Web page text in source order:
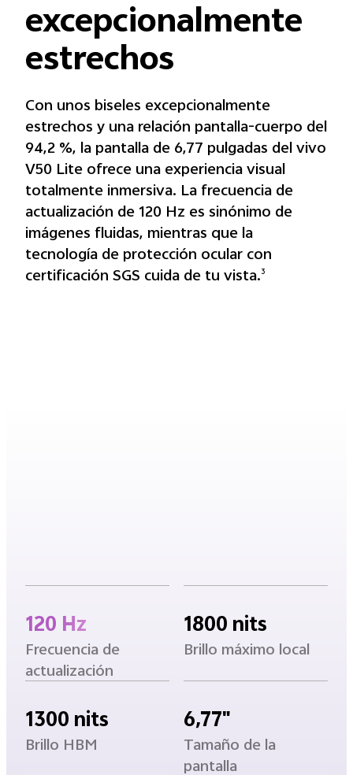
excepcionalmente
estrechos
Con unos biseles excepcionalmente
estrechos y una relación pantalla-cuerpo del
94,2 %, la pantalla de 6,77 pulgadas del vivo
V50 Lite ofrece una experiencia visual
totalmente inmersiva. La frecuencia de
actualización de 120 Hz es sinónimo de
imágenes fluidas, mientras que la
tecnología de protección ocular con
certificación SGS cuida de tu vista. 3
120 Hz
Frecuencia de
actualización
1800 nits
Brillo máximo local
1300 nits
Brillo HBM
6,77"
Tamaño de la
pantalla